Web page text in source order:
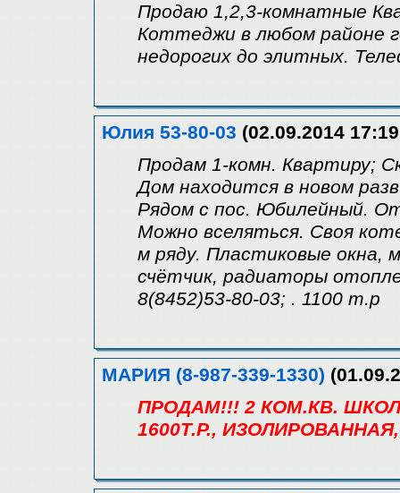
Продаю 1,2,3-комнатные
Коттеджи в любом районе
недорогих до элитных.
Юлия 53-80-03 (02.09.2014
Продам 1-комн. Квартиру;
Дом находится в новом
Рядом с пос. Юбилейный.
Можно вселяться. Своя
м ряду. Пластиковые окна,
счётчик, радиаторы
8(8452)53-80-03; . 1100 т.р
МАРИЯ (8-987-339-1330)
ПРОДАМ!!! 2 КОМ.КВ.
1600Т.Р.,